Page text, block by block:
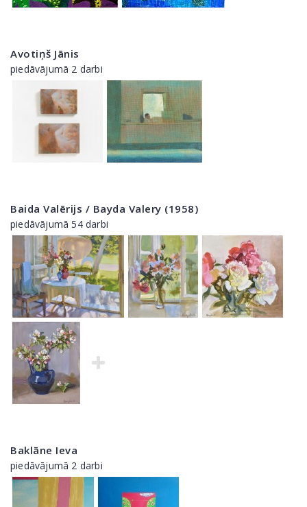
Avotiņš Jānis
piedāvājumā 2 darbi
Baida Valērijs / Bayda Valery (1958)
piedāvājumā 54 darbi
Baklāne Ieva
piedāvājumā 2 darbi